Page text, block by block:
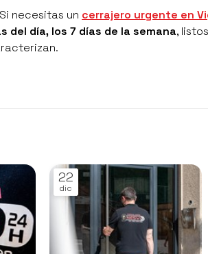
necesitas un cerrajero urgente en
del día, los 7 días de la semana,
22
dic